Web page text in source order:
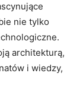
‍nie tylko
architekturą,⁢
⁤i wiedzy,